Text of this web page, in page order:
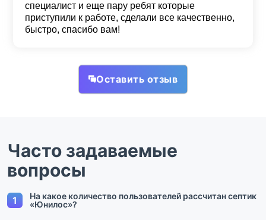
специалист и еще пару ребят которые
приступили к работе, сделали все качественно,
быстро, спасибо вам!
Оставить отзыв
Часто задаваемые
вопросы
1
На какое количество пользователей рассчитан септик
«Юнилос»?